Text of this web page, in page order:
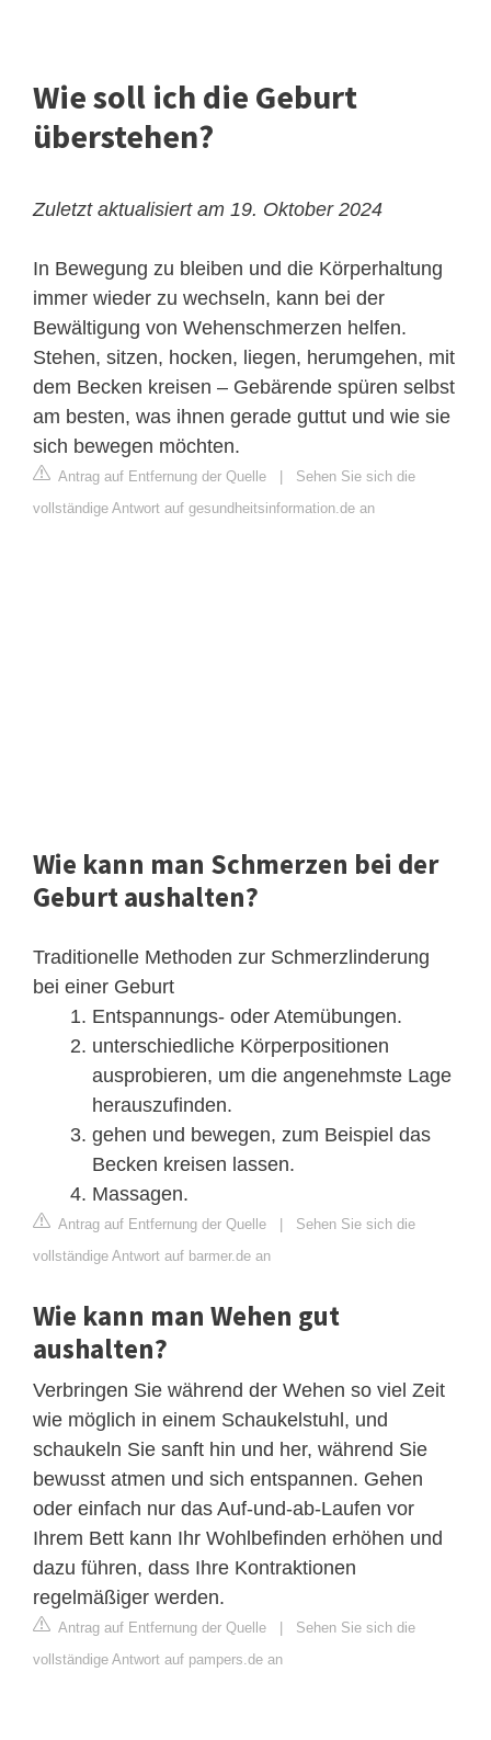
Wie soll ich die Geburt
überstehen?
Zuletzt aktualisiert am 19. Oktober 2024
In Bewegung zu bleiben und die Körperhaltung
immer wieder zu wechseln, kann bei der
Bewältigung von Wehenschmerzen helfen.
Stehen, sitzen, hocken, liegen, herumgehen, mit
dem Becken kreisen – Gebärende spüren selbst
am besten, was ihnen gerade guttut und wie sie
sich bewegen möchten.
Antrag auf Entfernung der Quelle
Sehen Sie sich die
vollständige Antwort auf gesundheitsinformation.de an
Wie kann man Schmerzen bei der
Geburt aushalten?
Traditionelle Methoden zur Schmerzlinderung
bei einer Geburt
Entspannungs- oder Atemübungen.
unterschiedliche Körperpositionen
ausprobieren, um die angenehmste Lage
herauszufinden.
gehen und bewegen, zum Beispiel das
Becken kreisen lassen.
Massagen.
Antrag auf Entfernung der Quelle
Sehen Sie sich die
vollständige Antwort auf barmer.de an
Wie kann man Wehen gut
aushalten?
Verbringen Sie während der Wehen so viel Zeit
wie möglich in einem Schaukelstuhl, und
schaukeln Sie sanft hin und her, während Sie
bewusst atmen und sich entspannen. Gehen
oder einfach nur das Auf-und-ab-Laufen vor
Ihrem Bett kann Ihr Wohlbefinden erhöhen und
dazu führen, dass Ihre Kontraktionen
regelmäßiger werden.
Antrag auf Entfernung der Quelle
Sehen Sie sich die
vollständige Antwort auf pampers.de an